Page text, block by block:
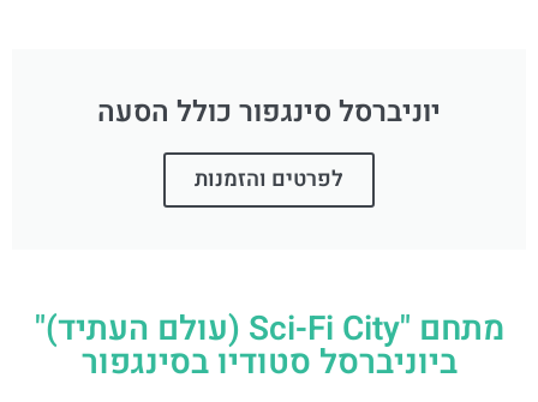
יוניברסל סינגפור כולל הסעה
לפרטים והזמנות
מתחם "Sci-Fi City (עולם העתיד)"
ביוניברסל סטודיו בסינגפור